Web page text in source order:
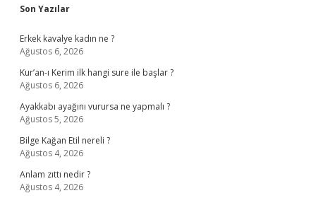
Sidebar
Son Yazılar
Erkek kavalye kadın ne ?
Ağustos 6, 2026
Kur’an-ı Kerim ilk hangi sure ile başlar ?
Ağustos 6, 2026
Ayakkabı ayağını vurursa ne yapmalı ?
Ağustos 5, 2026
Bilge Kağan Etil nereli ?
Ağustos 4, 2026
Anlam zıttı nedir ?
Ağustos 4, 2026